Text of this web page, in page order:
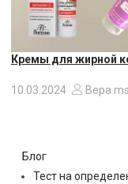
Кремы для жирной
10.03.2024 Вера
Блог
Тест на